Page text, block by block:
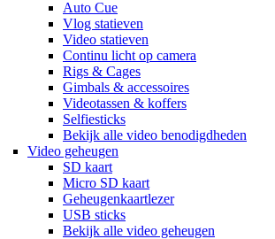
Auto Cue
Vlog statieven
Video statieven
Continu licht op camera
Rigs & Cages
Gimbals & accessoires
Videotassen & koffers
Selfiesticks
Bekijk alle video benodigdheden
Video geheugen
SD kaart
Micro SD kaart
Geheugenkaartlezer
USB sticks
Bekijk alle video geheugen